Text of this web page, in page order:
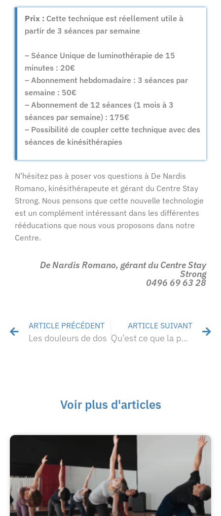
Prix : Cette technique est réellement utile à
partir de 3 séances par semaine
– Séance Unique de luminothérapie de 15
minutes : 20€
– Abonnement hebdomadaire : 3 séances par
semaine : 50€
– Abonnement de 12 séances (1 mois à 3
séances par semaine) : 175€
– Possibilité de coupler cette technique avec des
séances de kinésithérapies
N’hésitez pas à poser vos questions à De Nardis
Romano, kinésithérapeute et gérant du Centre Stay
Strong. Nous pensons que cette nouvelle technologie
est un complément intéressant dans les différentes
rééducations que nous vous proposons dans notre
Centre.
De Nardis Romano, gérant du Centre Stay
Strong
0496 69 63 28
ARTICLE PRÉCÉDENT
Les douleurs de dos
ARTICLE SUIVANT
Qu’est ce que la podologie ?
Voir plus d'articles